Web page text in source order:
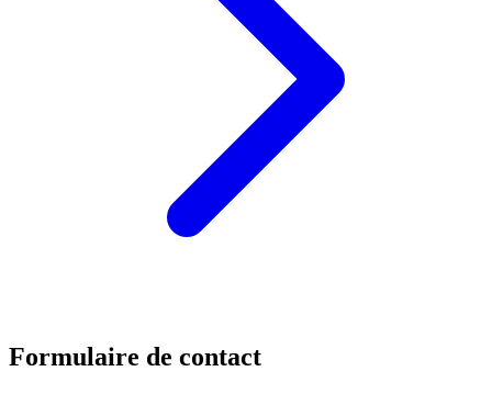
Formulaire de contact